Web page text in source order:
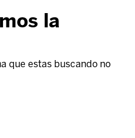
la
que estas buscando no